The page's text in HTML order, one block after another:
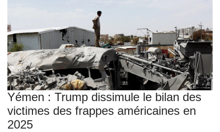
Yémen : Trump dissimule le bilan des
victimes des frappes américaines en
2025